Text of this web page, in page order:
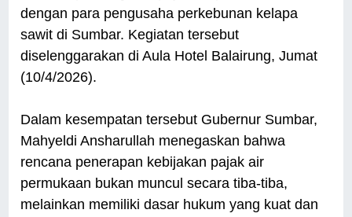
dengan para pengusaha perkebunan kelapa
sawit di Sumbar. Kegiatan tersebut
diselenggarakan di Aula Hotel Balairung, Jumat
(10/4/2026).
Dalam kesempatan tersebut Gubernur Sumbar,
Mahyeldi Ansharullah menegaskan bahwa
rencana penerapan kebijakan pajak air
permukaan bukan muncul secara tiba-tiba,
melainkan memiliki dasar hukum yang kuat dan